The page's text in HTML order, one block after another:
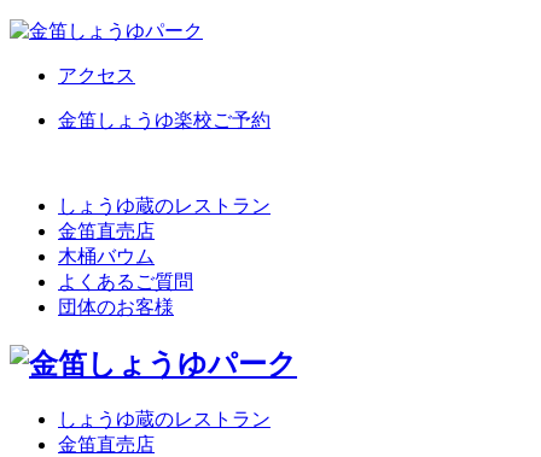
アクセス
金笛しょうゆ楽校ご予約
しょうゆ蔵のレストラン
金笛直売店
木桶バウム
よくあるご質問
団体のお客様
しょうゆ蔵のレストラン
金笛直売店